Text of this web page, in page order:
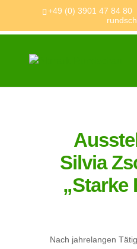
+49 (0) 3901 47 84 80
Silvia
„Starke
Nach jahrelangen